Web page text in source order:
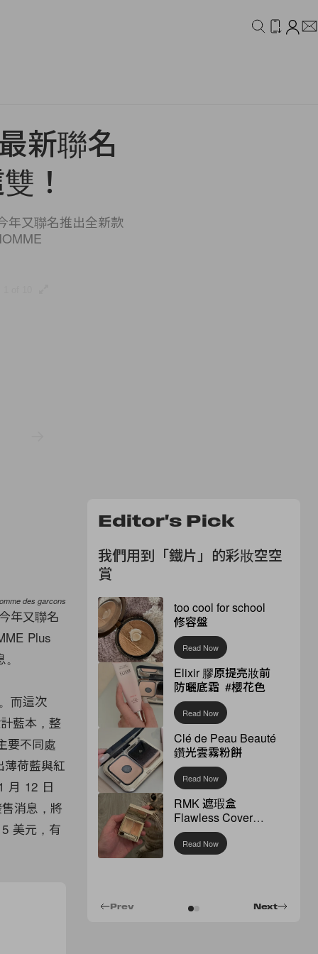
新聯名
！
年又聯名推出全新款
des garcons
年又聯名
Plus
而這次
藍本，整
要不同處
荷藍與紅
月 12 日
消息，將
美元，有
Editor's Pick
我們用到「鐵片」的彩妝空空
賞
too cool for school
修容盤
Read Now
Elixir 膠原提亮妝前
防曬底霜 #櫻花色
Read Now
Clé de Peau Beauté
鑽光雲霧粉餅
Read Now
RMK 遮瑕盒
Flawless Cover
Concealer
Read Now
Next
Prev